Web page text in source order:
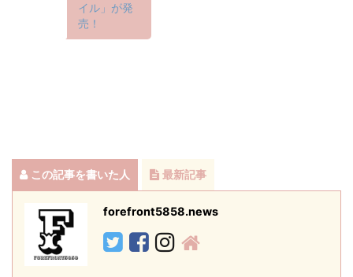
イル」が発
売！
この記事を書いた人 最新記事
forefront5858.news